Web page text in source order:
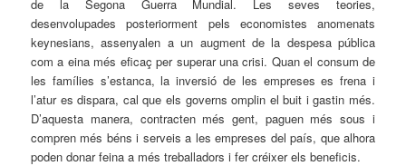
de la Segona Guerra Mundial. Les seves teories,
desenvolupades posteriorment pels economistes anomenats
keynesians, assenyalen a un augment de la despesa pública
com a eina més eficaç per superar una crisi. Quan el consum de
les famílies s’estanca, la inversió de les empreses es frena i
l’atur es dispara, cal que els governs omplin el buit i gastin més.
D’aquesta manera, contracten més gent, paguen més sous i
compren més béns i serveis a les empreses del país, que alhora
poden donar feina a més treballadors i fer créixer els beneficis.